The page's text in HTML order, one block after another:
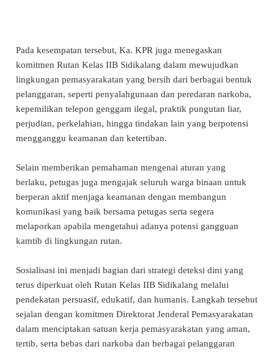
Pada kesempatan tersebut, Ka. KPR juga menegaskan
komitmen Rutan Kelas IIB Sidikalang dalam mewujudkan
lingkungan pemasyarakatan yang bersih dari berbagai bentuk
pelanggaran, seperti penyalahgunaan dan peredaran narkoba,
kepemilikan telepon genggam ilegal, praktik pungutan liar,
perjudian, perkelahian, hingga tindakan lain yang berpotensi
mengganggu keamanan dan ketertiban.
Selain memberikan pemahaman mengenai aturan yang
berlaku, petugas juga mengajak seluruh warga binaan untuk
berperan aktif menjaga keamanan dengan membangun
komunikasi yang baik bersama petugas serta segera
melaporkan apabila mengetahui adanya potensi gangguan
kamtib di lingkungan rutan.
Sosialisasi ini menjadi bagian dari strategi deteksi dini yang
terus diperkuat oleh Rutan Kelas IIB Sidikalang melalui
pendekatan persuasif, edukatif, dan humanis. Langkah tersebut
sejalan dengan komitmen Direktorat Jenderal Pemasyarakatan
dalam menciptakan satuan kerja pemasyarakatan yang aman,
tertib, serta bebas dari narkoba dan berbagai pelanggaran